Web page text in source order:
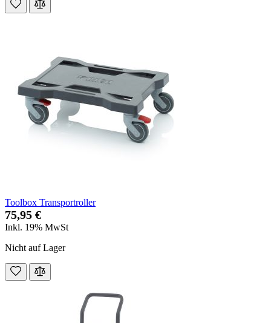
Toolbox Transportroller
75,95 €
Inkl. 19% MwSt
Nicht auf Lager